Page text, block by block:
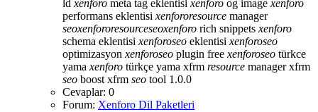
ld xenforo meta tag eklentisi xenforo og image xenforo
performans eklentisi xenfororesource manager
seoxenfororesourceseoxenforo rich snippets xenforo
schema eklentisi xenforoseo eklentisi xenforoseo
optimizasyon xenforoseo plugin free xenforoseo türkce
yama xenforo türkçe yama xfrm resource managerxfrm
seo boost xfrm seo tool 1.0.0
Cevaplar: 0
Forum: Xenforo Dil Paketleri